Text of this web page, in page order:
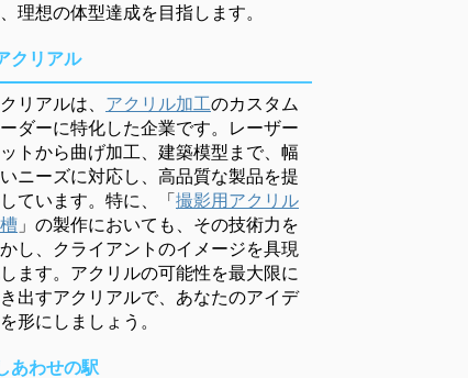
理想の体型達成を目指します。
クリアル
リアルは、 アクリル加工のカスタム
ダーに特化した企業です。レーザー
トから曲げ加工、建築模型まで、幅
ニーズに対応し、高品質な製品を提
ています。特に、「撮影用アクリル
」の製作においても、その技術力を
し、クライアントのイメージを具現
ます。アクリルの可能性を最大限に
出すアクリアルで、あなたのアイデ
形にしましょう。
あわせの駅